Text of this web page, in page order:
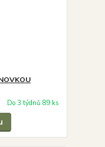
Do 3 týdnů 89 ks